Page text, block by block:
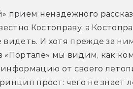
приём ненадёжного
Костоправу, а
видеть. И хотя прежде за
«Портале» мы видим, как
от своего
прост: чего не знает